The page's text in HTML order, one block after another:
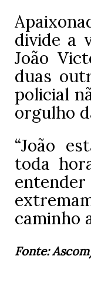
divide a
João
duas
policial
orgulho
“João
toda
caminho
Fonte: